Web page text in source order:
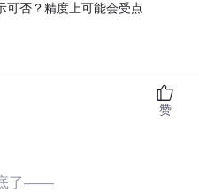
可否？精度上可能会受点
赞
了——